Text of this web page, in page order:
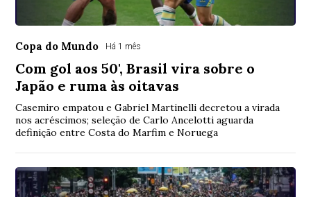
Copa do Mundo Há 1 mês
Com gol aos 50', Brasil vira sobre o
Japão e ruma às oitavas
Casemiro empatou e Gabriel Martinelli decretou a virada
nos acréscimos; seleção de Carlo Ancelotti aguarda
definição entre Costa do Marfim e Noruega